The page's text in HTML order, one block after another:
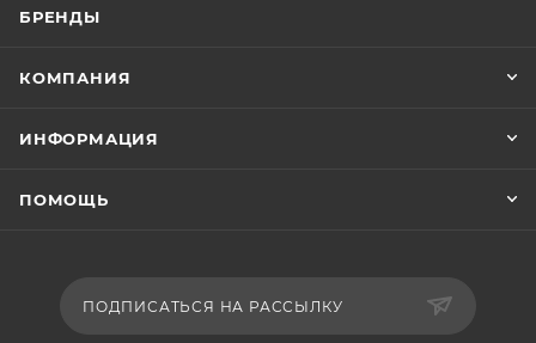
БРЕНДЫ
КОМПАНИЯ
ИНФОРМАЦИЯ
ПОМОЩЬ
ПОДПИСАТЬСЯ НА РАССЫЛКУ